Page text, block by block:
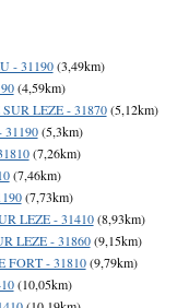
- 31190(3,49km)
(4,59km)
LEZE - 31870(5,12km)
31190(5,3km)
(7,26km)
(7,46km)
(7,73km)
LEZE - 31410(8,93km)
LEZE - 31860(9,15km)
FORT - 31810(9,79km)
(10,05km)